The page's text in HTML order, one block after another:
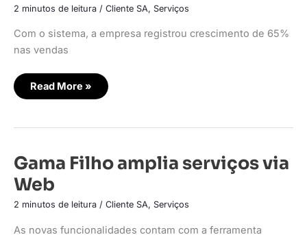
2 minutos de leitura / Cliente SA, Serviços
Com o sistema, a empresa registrou crescimento de 65%
nas vendas
na
Read More »
Gama Filho amplia serviços via
Web
2 minutos de leitura / Cliente SA, Serviços
As novas funcionalidades contam com a ferramenta
Gama
Filho
amplia
serviços
via
Web